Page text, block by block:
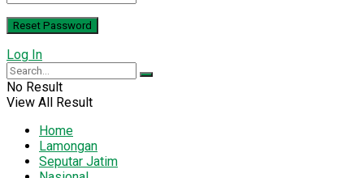
Log In
No Result
View All Result
Home
Lamongan
Seputar Jatim